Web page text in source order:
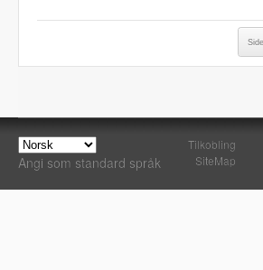
Angi som standard språk
Tilkobling
SiteMap